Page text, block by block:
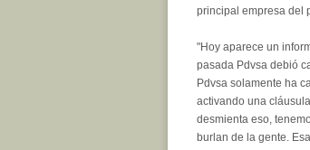
principal empresa del
"Hoy aparece un
pasada Pdvsa debió
Pdvsa solamente ha
activando una
desmienta eso,
burlan de la gente.